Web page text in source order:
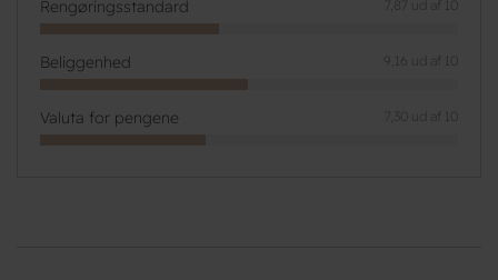
Rengøringsstandard 7,87 ud af 10
Beliggenhed 9,16 ud af 10
Valuta for pengene 7,30 ud af 10